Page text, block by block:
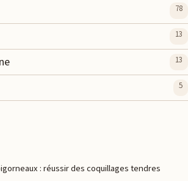
78
13
13
5
: réussir des coquillages tendres